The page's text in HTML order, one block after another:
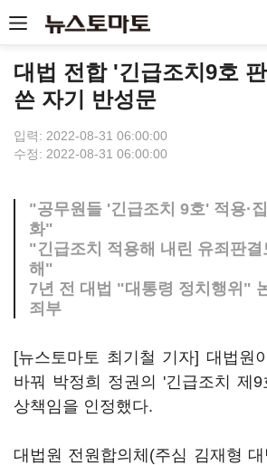
대법 전합 '긴급조치9호
쓴 자기 반성문
입력: 2022-08-31 06:00:00
수정: 2022-08-31 06:00:00
"공무원들 '긴급조치 9호' 적용·
화"
"긴급조치 적용해 내린 유죄판결
해"
7년 전 대법 "대통령 정치행위"
죄부
[뉴스토마토 최기철 기자] 대법원
바꿔 박정희 정권의 '긴급조치 제9
상책임을 인정했다.
대법원 전원합의체(주심 김재형